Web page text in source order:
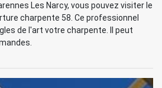
Les Narcy, vous pouvez visiter le
charpente 58. Ce professionnel
de l'art votre charpente. Il peut